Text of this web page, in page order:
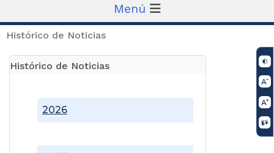
Menú
Histórico de Noticias
Histórico de Noticias
2026